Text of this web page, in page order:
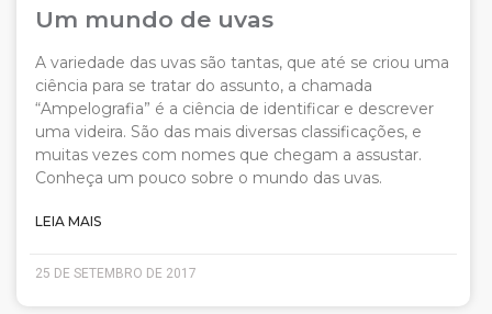
Um mundo de uvas
A variedade das uvas são tantas, que até se criou uma
ciência para se tratar do assunto, a chamada
“Ampelografia” é a ciência de identificar e descrever
uma videira. São das mais diversas classificações, e
muitas vezes com nomes que chegam a assustar.
Conheça um pouco sobre o mundo das uvas.
LEIA MAIS
25 DE SETEMBRO DE 2017